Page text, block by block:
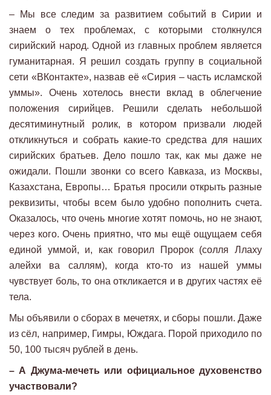
– Мы все следим за развитием событий в Сирии и
знаем о тех проблемах, с которыми столкнулся
сирийский народ. Одной из главных проблем является
гуманитарная. Я решил создать группу в социальной
сети «ВКонтакте», назвав её «Сирия – часть исламской
уммы». Очень хотелось внести вклад в облегчение
положения сирийцев. Решили сделать небольшой
десятиминутный ролик, в котором призвали людей
откликнуться и собрать какие-то средства для наших
сирийских братьев. Дело пошло так, как мы даже не
ожидали. Пошли звонки со всего Кавказа, из Москвы,
Казахстана, Европы… Братья просили открыть разные
реквизиты, чтобы всем было удобно пополнить счета.
Оказалось, что очень многие хотят помочь, но не знают,
через кого. Очень приятно, что мы ещё ощущаем себя
единой уммой, и, как говорил Пророк (солля Ллаху
алейхи ва саллям), когда кто-то из нашей уммы
чувствует боль, то она откликается и в других частях её
тела.
Мы объявили о сборах в мечетях, и сборы пошли. Даже
из сёл, например, Гимры, Юждага. Порой приходило по
50, 100 тысяч рублей в день.
– А Джума-мечеть или официальное духовенство
участвовали?